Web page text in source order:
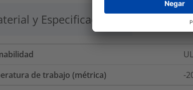
y Especificaciones
de trabajo (métrica)
-